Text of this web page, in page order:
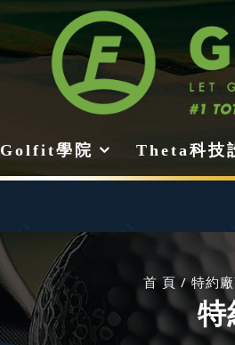
Golfit學院 Theta科技
特
首 頁 特約